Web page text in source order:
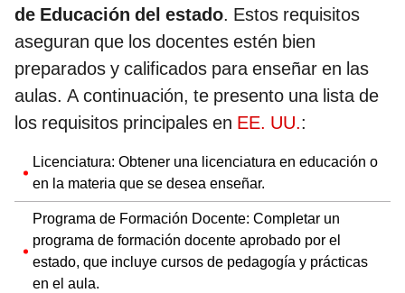
de Educación del estado. Estos requisitos
aseguran que los docentes estén bien
preparados y calificados para enseñar en las
aulas. A continuación, te presento una lista de
los requisitos principales en EE. UU.:
Licenciatura: Obtener una licenciatura en educación o
en la materia que se desea enseñar.
Programa de Formación Docente: Completar un
programa de formación docente aprobado por el
estado, que incluye cursos de pedagogía y prácticas
en el aula.